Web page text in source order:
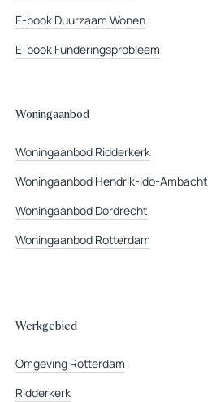
E-book Duurzaam Wonen
E-book Funderingsprobleem
Woningaanbod
Woningaanbod Ridderkerk
Woningaanbod Hendrik-Ido-Ambacht
Woningaanbod Dordrecht
Woningaanbod Rotterdam
Werkgebied
Omgeving Rotterdam
Ridderkerk